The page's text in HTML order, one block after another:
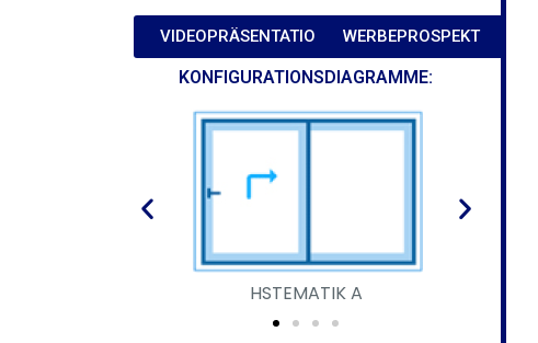
VIDEOPRÄSENTATION WERBEPROSPEKT
KONFIGURATIONSDIAGRAMME:
HSTEMATIK A